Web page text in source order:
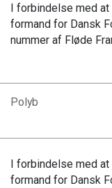
Video
Podcast
I forbindelse med
formand for Dansk
nummer af Fløde
Polyb
I forbindelse med
formand for Dansk